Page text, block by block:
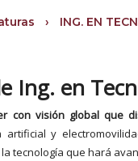
› ING. EN
Ing. en
con visión global que
artificial y
tecnología que hará